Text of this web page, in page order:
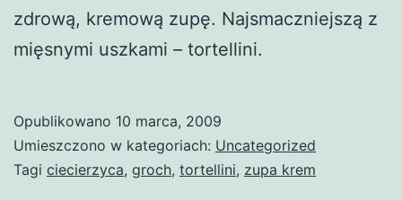
zdrową, kremową zupę. Najsmaczniejszą z
mięsnymi uszkami – tortellini.
Opublikowano 10 marca, 2009
Umieszczono w kategoriach: Uncategorized
Tagi ciecierzyca, groch, tortellini, zupa krem